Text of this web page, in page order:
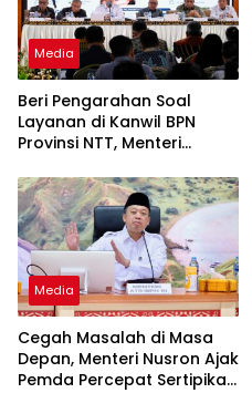
Media
Beri Pengarahan Soal
Layanan di Kanwil BPN
Provinsi NTT, Menteri
Pandang Masyarakat
Media
Cegah Masalah di Masa
Depan, Menteri Nusron Ajak
Pemda Percepat Sertipikasi